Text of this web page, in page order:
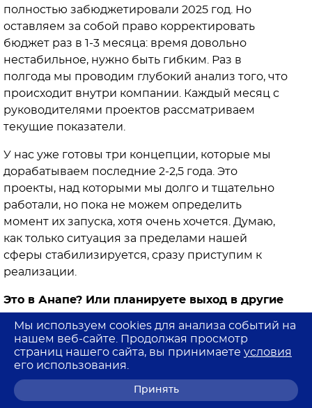
полностью забюджетировали 2025 год. Но
оставляем за собой право корректировать
бюджет раз в 1-3 месяца: время довольно
нестабильное, нужно быть гибким. Раз в
полгода мы проводим глубокий анализ того, что
происходит внутри компании. Каждый месяц с
руководителями проектов рассматриваем
текущие показатели.
У нас уже готовы три концепции, которые мы
дорабатываем последние 2-2,5 года. Это
проекты, над которыми мы долго и тщательно
работали, но пока не можем определить
момент их запуска, хотя очень хочется. Думаю,
как только ситуация за пределами нашей
сферы стабилизируется, сразу приступим к
реализации.
Это в Анапе? Или планируете выход в другие
Мы рассматриваем и другие города, и регионы,
включая Москву. У нас большие планы, но пока
рынок нестабилен, мы решили взять паузу.
Однако желание двигаться вперед у нас
Мы используем cookies для анализа событий на
нашем веб-сайте. Продолжая просмотр
страниц нашего сайта, вы принимаете условия
его использования.
Принять